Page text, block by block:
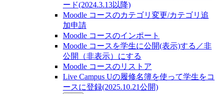
ード(2024.3.13以降)
Moodle コースのカテゴリ変更/カテゴリ追
加申請
Moodle コースのインポート
Moodle コースを学生に公開(表示)する／非
公開（非表示）にする
Moodle コースのリストア
Live Campus Uの履修名簿を使って学生をコ
ースに登録(2025.10.21公開)